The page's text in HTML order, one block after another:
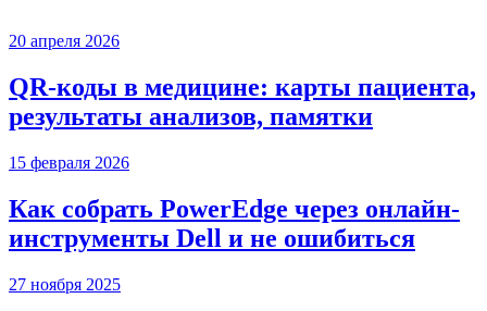
20 апреля 2026
QR-коды в медицине: карты пациента,
результаты анализов, памятки
15 февраля 2026
Как собрать PowerEdge через онлайн-
инструменты Dell и не ошибиться
27 ноября 2025